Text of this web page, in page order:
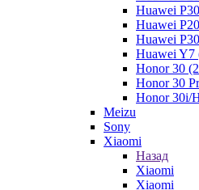
Huawei
Huawei
Huawei
Huawei Y7
Honor 30
Honor 30
Honor 30i/
Meizu
Sony
Xiaomi
Назад
Xiaomi
Xiaomi